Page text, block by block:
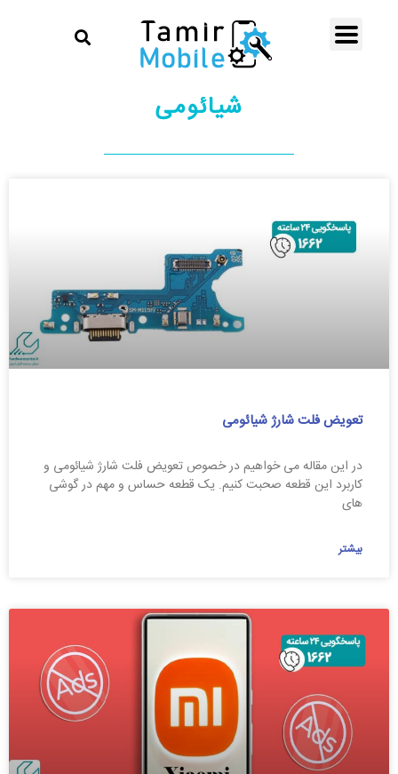
شیائومی
تعویض فلت شارژ شیائومی
در این مقاله می خواهیم در خصوص تعویض فلت شارژ شیائومی و
کاربرد این قطعه صحبت کنیم. یک قطعه حساس و مهم در گوشی
های
بیشتر